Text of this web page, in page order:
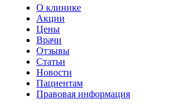
О клинике
Акции
Цены
Врачи
Отзывы
Статьи
Новости
Пациентам
Правовая информация